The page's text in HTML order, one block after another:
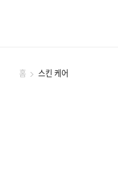
홈 스킨 케어